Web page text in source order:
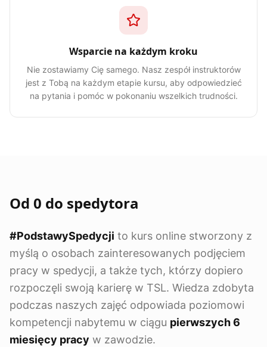
Wsparcie na każdym kroku
Nie zostawiamy Cię samego. Nasz zespół instruktorów
jest z Tobą na każdym etapie kursu, aby odpowiedzieć
na pytania i pomóc w pokonaniu wszelkich trudności.
Od 0 do spedytora
#PodstawySpedycji to kurs online stworzony z
myślą o osobach zainteresowanych podjęciem
pracy w spedycji, a także tych, którzy dopiero
rozpoczęli swoją karierę w TSL. Wiedza zdobyta
podczas naszych zajęć odpowiada poziomowi
kompetencji nabytemu w ciągu pierwszych 6
miesięcy pracy w zawodzie.